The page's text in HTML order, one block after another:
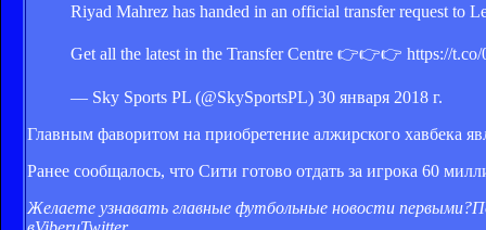
Riyad Mahrez has handed in an official transfer request to
Get all the latest in the Transfer Centre 👉👉👉 https://
— Sky Sports PL (@SkySportsPL) 30 января 2018 г.
Главным фаворитом на приобретение алжирского хавбека
Ранее сообщалось, что Сити готово отдать за игрока 60
Желаете узнавать главные футбольные новости первыми?